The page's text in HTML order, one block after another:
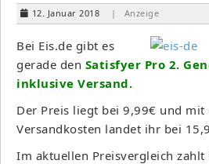
12. Januar 2018 | Anzeige
Bei Eis.de gibt es
gerade den Satisfyer Pro 2.
inklusive Versand.
Der Preis liegt bei 9,99€ und mit
Versandkosten landet ihr bei
Im aktuellen Preisvergleich